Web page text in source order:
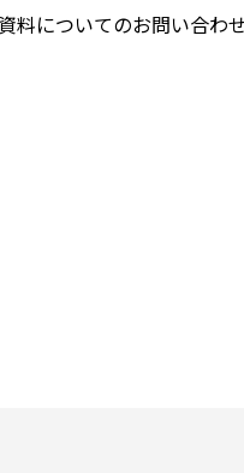
料についてのお問い合わ